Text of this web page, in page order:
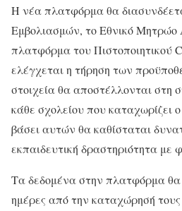
Η νέα πλατφόρμα θα
Εμβολιασμών, το Εθνικό Μητρώο
πλατφόρμα του Πιστοποιητικού
ελέγχεται η τήρηση των
στοιχεία θα αποστέλλονται στη
κάθε σχολείου που καταχωρίζει
βάσει αυτών θα καθίσταται
εκπαιδευτική δραστηριότητα με
Τα δεδομένα στην πλατφόρμα θα
ημέρες από την καταχώρησή